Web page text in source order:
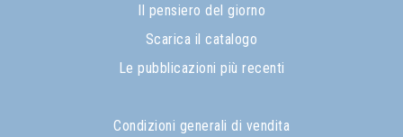
Il pensiero del giorno
Scarica il catalogo
Le pubblicazioni più recenti
Condizioni generali di vendita